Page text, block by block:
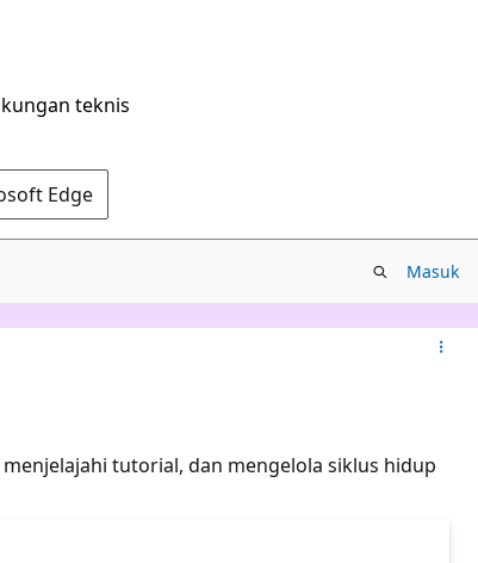
teknis
Edge
Masuk
tutorial, dan mengelola siklus hidup